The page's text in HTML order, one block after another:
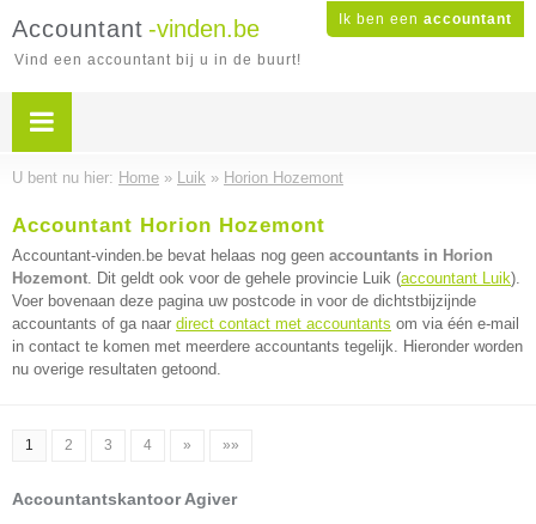
Ik ben een accountant
Accountant -vinden.be
Vind een accountant bij u in de buurt!
U bent nu hier: Home » Luik » Horion Hozemont
Accountant Horion Hozemont
Accountant-vinden.be bevat helaas nog geen accountants in Horion
Hozemont. Dit geldt ook voor de gehele provincie Luik (accountant Luik).
Voer bovenaan deze pagina uw postcode in voor de dichtstbijzijnde
accountants of ga naar direct contact met accountants om via één e-mail
in contact te komen met meerdere accountants tegelijk. Hieronder worden
nu overige resultaten getoond.
1 2 3 4 » »»
Accountantskantoor Agiver